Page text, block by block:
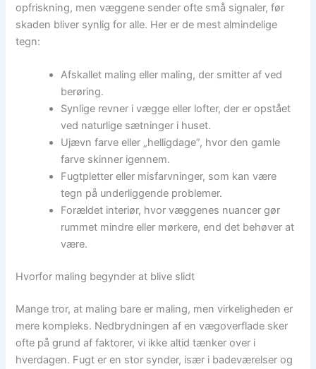
opfriskning, men væggene sender ofte små signaler, før
skaden bliver synlig for alle. Her er de mest almindelige
tegn:
Afskallet maling eller maling, der smitter af ved
berøring.
Synlige revner i vægge eller lofter, der er opstået
ved naturlige sætninger i huset.
Ujævn farve eller „helligdage”, hvor den gamle
farve skinner igennem.
Fugtpletter eller misfarvninger, som kan være
tegn på underliggende problemer.
Forældet interiør, hvor væggenes nuancer gør
rummet mindre eller mørkere, end det behøver at
være.
Hvorfor maling begynder at blive slidt
Mange tror, at maling bare er maling, men virkeligheden er
mere kompleks. Nedbrydningen af en vægoverflade sker
ofte på grund af faktorer, vi ikke altid tænker over i
hverdagen. Fugt er en stor synder, især i badeværelser og